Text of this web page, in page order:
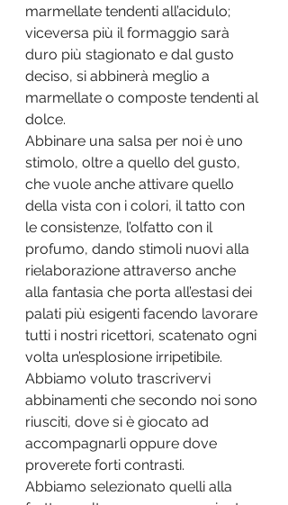
marmellate tendenti all’acidulo;
viceversa più il formaggio sarà
duro più stagionato e dal gusto
deciso, si abbinerà meglio a
marmellate o composte tendenti al
dolce.
Abbinare una salsa per noi è uno
stimolo, oltre a quello del gusto,
che vuole anche attivare quello
della vista con i colori, il tatto con
le consistenze, l’olfatto con il
profumo, dando stimoli nuovi alla
rielaborazione attraverso anche
alla fantasia che porta all’estasi dei
palati più esigenti facendo lavorare
tutti i nostri ricettori, scatenato ogni
volta un’esplosione irripetibile.
Abbiamo voluto trascrivervi
abbinamenti che secondo noi sono
riusciti, dove si è giocato ad
accompagnarli oppure dove
proverete forti contrasti.
Abbiamo selezionato quelli alla